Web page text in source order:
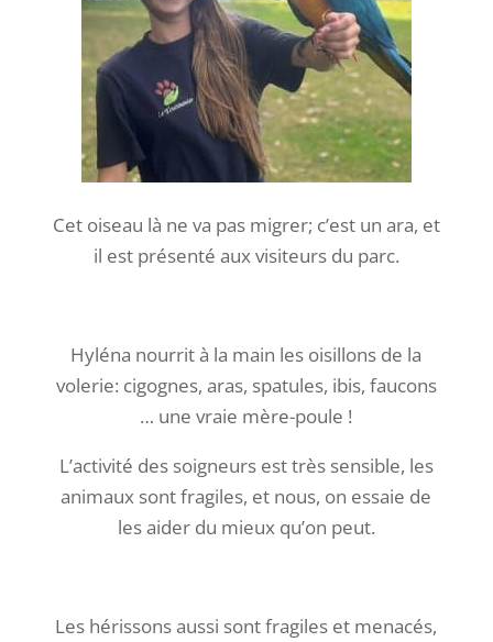
Cet oiseau là ne va pas migrer; c’est un ara, et
il est présenté aux visiteurs du parc.
Hyléna nourrit à la main les oisillons de la
volerie: cigognes, aras, spatules, ibis, faucons
… une vraie mère-poule !
L’activité des soigneurs est très sensible, les
animaux sont fragiles, et nous, on essaie de
les aider du mieux qu’on peut.
Les hérissons aussi sont fragiles et menacés,